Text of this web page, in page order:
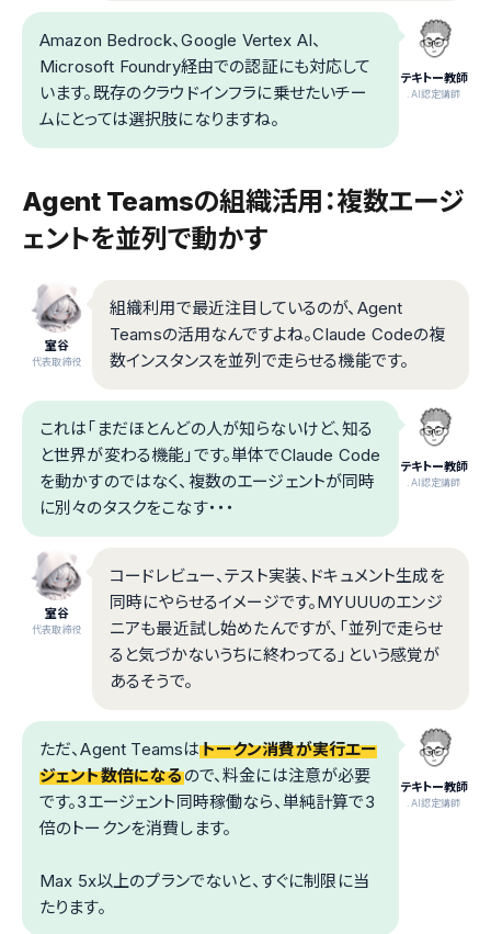
テキトー教師
.AI認定講師
Amazon Bedrock、Google Vertex AI、
Microsoft Foundry経由での認証にも対応して
います。既存のクラウドインフラに乗せたいチー
ムにとっては選択肢になりますね。
Agent Teamsの組織活用：複数エージ
ェントを並列で動かす
室谷
代表取締役
組織利用で最近注目しているのが、Agent
Teamsの活用なんですよね。Claude Codeの複
数インスタンスを並列で走らせる機能です。
テキトー教師
.AI認定講師
これは「まだほとんどの人が知らないけど、知る
と世界が変わる機能」です。単体でClaude Code
を動かすのではなく、複数のエージェントが同時
に別々のタスクをこなす・・・
室谷
代表取締役
コードレビュー、テスト実装、ドキュメント生成を
同時にやらせるイメージです。MYUUUのエンジ
ニアも最近試し始めたんですが、「並列で走らせ
ると気づかないうちに終わってる」という感覚が
あるそうで。
テキトー教師
.AI認定講師
ただ、Agent Teamsはトークン消費が実行エー
ジェント数倍になるので、料金には注意が必要
です。3エージェント同時稼働なら、単純計算で3
倍のトークンを消費します。
Max 5x以上のプランでないと、すぐに制限に当
たります。